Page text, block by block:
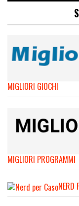
MIGLIORI GIOCHI
MIGLIORI PROGRAMMI
NERD